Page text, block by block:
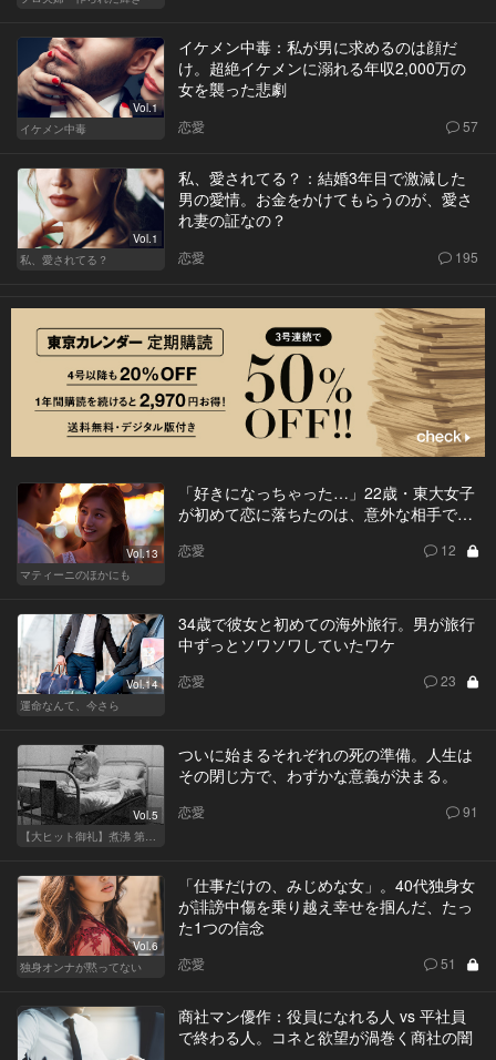
Vol.1
イケメン中毒
イケメン中毒：私が男に求めるのは顔だ
け。超絶イケメンに溺れる年収2,000万の
女を襲った悲劇
恋愛 57
Vol.1
私、愛されてる？
私、愛されてる？：結婚3年目で激減した
男の愛情。お金をかけてもらうのが、愛さ
れ妻の証なの？
恋愛 195
Vol.13
マティーニのほかにも
「好きになっちゃった…」22歳・東大女子
が初めて恋に落ちたのは、意外な相手で…
恋愛 12
Vol.14
運命なんて、今さら
34歳で彼女と初めての海外旅行。男が旅行
中ずっとソワソワしていたワケ
恋愛 23
Vol.5
【大ヒット御礼】煮沸 第二章
ついに始まるそれぞれの死の準備。人生は
その閉じ方で、わずかな意義が決まる。
恋愛 91
Vol.6
独身オンナが黙ってない
「仕事だけの、みじめな女」。40代独身女
が誹謗中傷を乗り越え幸せを掴んだ、たっ
た1つの信念
恋愛 51
商社マン優作：役員になれる人 vs 平社員
で終わる人。コネと欲望が渦巻く商社の闇